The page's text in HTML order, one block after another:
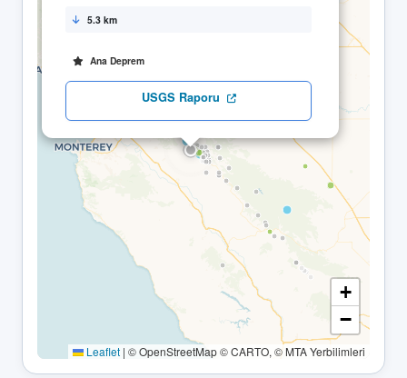
5.3 km
Ana Deprem
USGS Raporu
+
−
Leaflet | © OpenStreetMap © CARTO, © MTA Yerbilimleri